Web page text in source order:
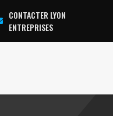
CONTACTER LYON
ENTREPRISES